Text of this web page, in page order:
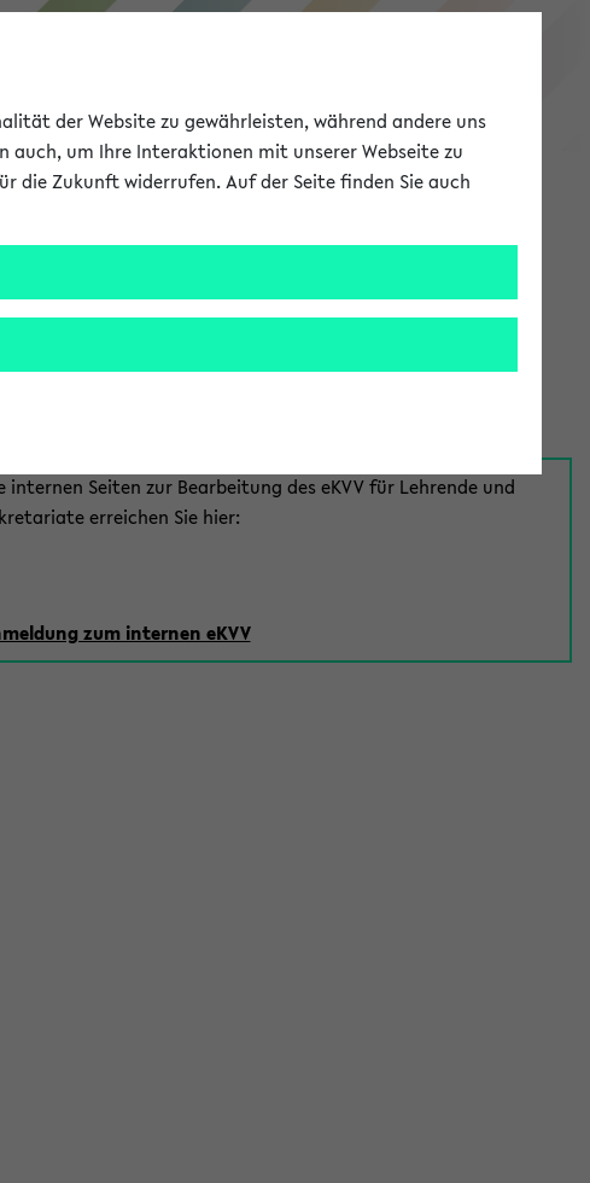
eKVV
aus:
für Mitarbeiter*innen
internen Seiten zur Bearbeitung des eKVV für Lehrende und
erreichen Sie hier:
zum internen eKVV
der Website zu gewährleisten, während andere uns
auch, um Ihre Interaktionen mit unserer Webseite zu
die Zukunft widerrufen. Auf der Seite finden Sie auch